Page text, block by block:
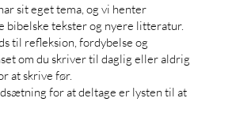
sit eget tema, og vi henter
bibelske tekster og nyere litteratur.
til refleksion, fordybelse og
om du skriver til daglig eller aldrig
at skrive før.
for at deltage er lysten til at